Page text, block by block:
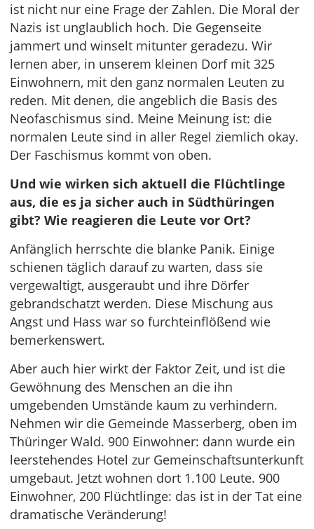
ist nicht nur eine Frage der Zahlen. Die Moral der
Nazis ist unglaublich hoch. Die Gegenseite
jammert und winselt mitunter geradezu. Wir
lernen aber, in unserem kleinen Dorf mit 325
Einwohnern, mit den ganz normalen Leuten zu
reden. Mit denen, die angeblich die Basis des
Neofaschismus sind. Meine Meinung ist: die
normalen Leute sind in aller Regel ziemlich okay.
Der Faschismus kommt von oben.
Und wie wirken sich aktuell die Flüchtlinge
aus, die es ja sicher auch in Südthüringen
gibt? Wie reagieren die Leute vor Ort?
Anfänglich herrschte die blanke Panik. Einige
schienen täglich darauf zu warten, dass sie
vergewaltigt, ausgeraubt und ihre Dörfer
gebrandschatzt werden. Diese Mischung aus
Angst und Hass war so furchteinflößend wie
bemerkenswert.
Aber auch hier wirkt der Faktor Zeit, und ist die
Gewöhnung des Menschen an die ihn
umgebenden Umstände kaum zu verhindern.
Nehmen wir die Gemeinde Masserberg, oben im
Thüringer Wald. 900 Einwohner: dann wurde ein
leerstehendes Hotel zur Gemeinschaftsunterkunft
umgebaut. Jetzt wohnen dort 1.100 Leute. 900
Einwohner, 200 Flüchtlinge: das ist in der Tat eine
dramatische Veränderung!